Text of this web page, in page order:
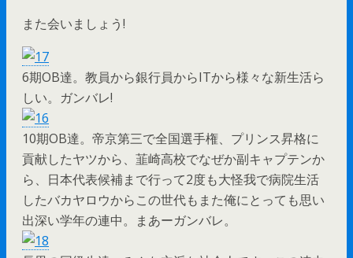
また会いましょう!
6期OB達。教員から銀行員からITから様々な新生活ら
しい。ガンバレ!
10期OB達。帝京第三で全国選手権、プリンス昇格に
貢献したヤツから、韮崎高校でなぜか副キャプテンか
ら、日本代表候補まで行って2度も大怪我で病院生活
したバカヤロウからこの世代もまた俺にとっても思い
出深い学年の連中。まあーガンバレ。